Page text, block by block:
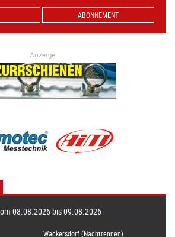
ABONNEMENT
Anzeige
08.08.2026 bis 09.08.2026
Wackersdorf (Nachtrennen)